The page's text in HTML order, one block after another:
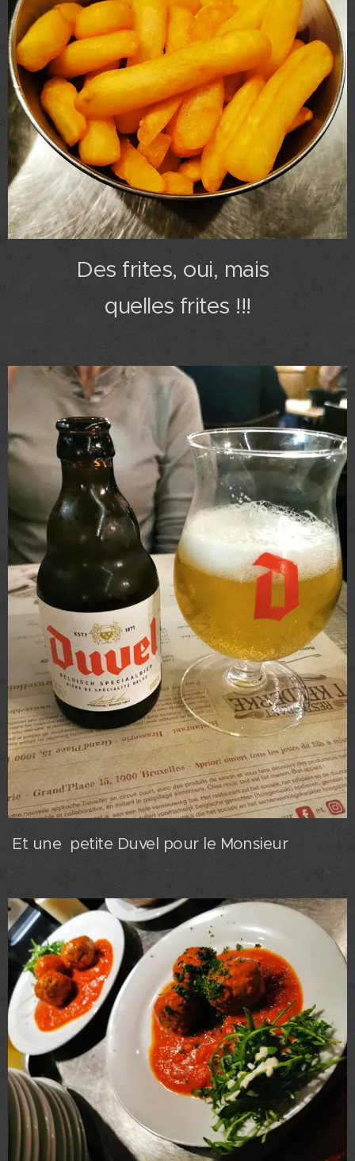
Des frites, oui, mais
quelles frites !!!
Et une petite Duvel pour le Monsieur